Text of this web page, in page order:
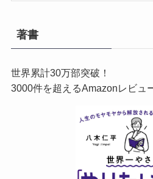
著書
世界累計30万部突破！
3000件を超えるAmazonレビュ